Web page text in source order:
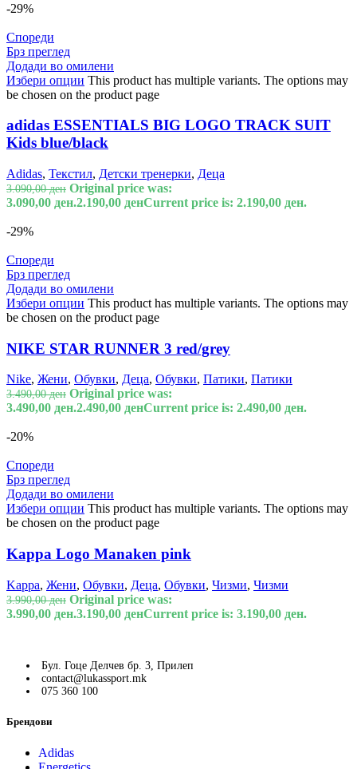
-29%
Спореди
Брз преглед
Додади во омилени
Избери опции This product has multiple variants. The options may
be chosen on the product page
adidas ESSENTIALS BIG LOGO TRACK SUIT
Kids blue/black
Adidas, Текстил, Детски тренерки, Деца
3.090,00ден Original price was:
3.090,00 ден.2.190,00 денCurrent price is: 2.190,00 ден.
-29%
Спореди
Брз преглед
Додади во омилени
Избери опции This product has multiple variants. The options may
be chosen on the product page
NIKE STAR RUNNER 3 red/grey
Nike, Жени, Обувки, Деца, Обувки, Патики, Патики
3.490,00ден Original price was:
3.490,00 ден.2.490,00 денCurrent price is: 2.490,00 ден.
-20%
Спореди
Брз преглед
Додади во омилени
Избери опции This product has multiple variants. The options may
be chosen on the product page
Kappa Logo Manaken pink
Kappa, Жени, Обувки, Деца, Обувки, Чизми, Чизми
3.990,00ден Original price was:
3.990,00 ден.3.190,00 денCurrent price is: 3.190,00 ден.
Бул. Гоце Делчев бр. 3, Прилеп
contact@lukassport.mk
075 360 100
Брендови
Adidas